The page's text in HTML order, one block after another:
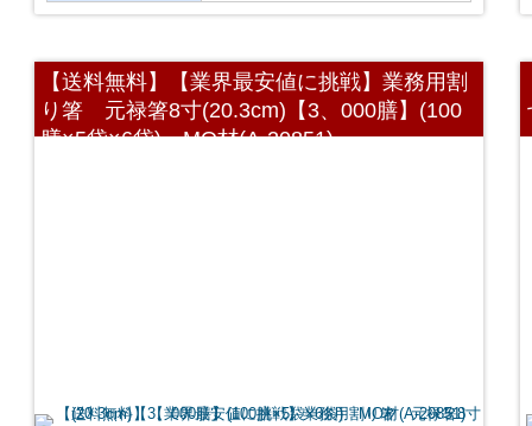
【送料無料】【業界最安値に挑戦】業務用割
り箸 元禄箸8寸(20.3cm)【3、000膳】(100
膳×5袋×6袋) MO材(A-20851)